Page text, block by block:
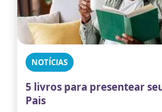
NOTÍCIAS
5 livros para presentear
Pais